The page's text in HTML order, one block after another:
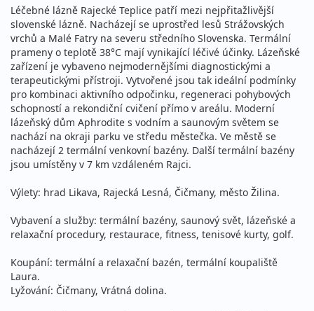
cena za 4 dny (3 noci) Podrobnosti
06.09. - 09.09.2026
neděle - středa
polopenze
vlastní
Sleva 11%13 100 Kč 11 700 Kč
cena za 4 dny (3 noci) Podrobnosti
07.09. - 10.09.2026
pondělí - čtvrtek
polopenze
vlastní
Sleva 11%13 100 Kč 11 700 Kč
čtvrtek - neděle
vlastní
cena za 4 dny (3 noci) Podrobnosti
13.09. - 16.09.2026
Léčebné lázně Rajecké Teplice patří mezi nejpřitažlivější
slovenské lázně. Nacházejí se uprostřed lesů Strážovských
vrchů a Malé Fatry na severu středního Slovenska. Termální
prameny o teplotě 38°C mají vynikající léčivé účinky. Lázeňské
zařízení je vybaveno nejmodernějšími diagnostickými a
terapeutickými přístroji. Vytvořené jsou tak ideální podmínky
pro kombinaci aktivního odpočinku, regeneraci pohybových
schopností a rekondiční cvičení přímo v areálu. Moderní
lázeňský dům Aphrodite s vodním a saunovým světem se
nachází na okraji parku ve středu městečka. Ve městě se
nacházejí 2 termální venkovní bazény. Další termální bazény
jsou umístěny v 7 km vzdáleném Rajci.
Výlety: hrad Likava, Rajecká Lesná, Čičmany, město Žilina.
Vybavení a služby: termální bazény, saunový svět, lázeňské a
relaxační procedury, restaurace, fitness, tenisové kurty, golf.
Koupání: termální a relaxační bazén, termální koupaliště
Laura.
Lyžování: Čičmany, Vrátná dolina.